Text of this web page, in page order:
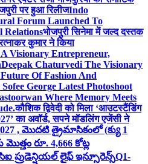
पर हुआ रिलीजIndo
Forum Launched To
Relationsभोजपुरी सिनेमा में जल्द दस्तक
कुमार ने किया
Visionary Entrepreneur,
Deepak Chaturvedi The Visionary
Of Fashion And
George Latest Photoshoot
Where Memory Meets
कौशिक द्विवेदी को मिला ‘आउटस्टैंडिंग
का अवॉर्ड, सपने मॉडलिंग एजेंसी ने
, మొదటి త్రైమాసికంలో (క్యు 1
రూ. 4,666 కోట్ల
ప్రుడెన్షియల్ లైఫ్ ఇన్సూరెన్స్Q1-